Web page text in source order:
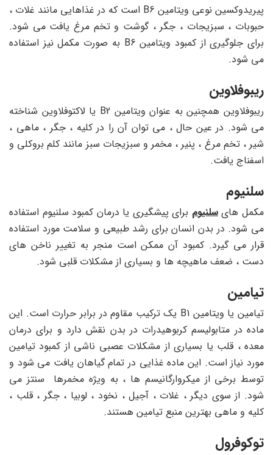
پیریدوکسین نوعی ویتامین B6 است که در غذاهایی مانند غلات ،
حبوبات ، سبزیجات ، جگر ، گوشت و تخم مرغ یافت می شود.
برای جلوگیری از کمبود ویتامین B6 به صورت مکمل نیز استفاده
می شود.
ریبوفلاوین
ریبوفلاوین همچنین به عنوان ویتامین B2 یا لاکتوفلاوین شناخته
می شود. در عین حال ، می توان آن را در کلیه ، جگر ، ماهی ،
شیر ، تخم مرغ ، پنیر ، مخمر و سبزیجات سبز مانند کلم بروکلی و
اسفناج یافت.
سلنیوم
مکمل هایسلنیوم برای پیشگیری یا درمان کمبود سلنیوم استفاده
می شود. در بدن انسان برای رشد طبیعی و سلامت مورد استفاده
قرار می گیرد. کمبود آن ممکن است منجر به تغییر ناخن های
دست ، ضعف ماهیچه ها و بسیاری از مشکلات قلبی شود.
تیامین
تیامین یا ویتامین B1 یک ترکیب مقاوم در برابر حرارت است. این
ماده در متابولیسم کربوهیدرات در بدن نقش دارد و برای درمان
معده ، قلب یا بسیاری از مشکلات عصبی ناشی از کمبود تیامین
مورد نیاز است. این ماده غذایی در تمام گیاهان یافت می شود و
توسط برخی از میکروارگانیسم ها ، به ویژه مخمرها سنتز می
شود. از سوی دیگر ، غلات ، آجیل ، نخود ، لوبیا ، جگر ، قلب ،
کلیه و ماهی بهترین منبع تیامین هستند.
توکوفرول